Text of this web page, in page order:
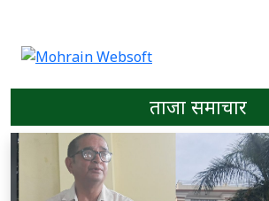
ताजा समाचार